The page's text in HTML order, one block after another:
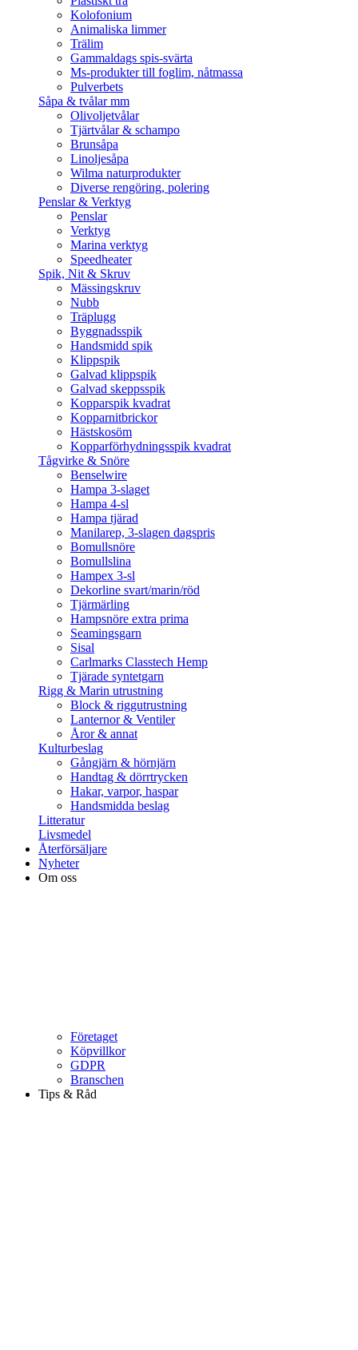
Kolofonium
Animaliska limmer
Trälim
Gammaldags spis-svärta
Ms-produkter till foglim, nåtmassa
Pulverbets
Såpa & tvålar mm
Olivoljetvålar
Tjärtvålar & schampo
Brunsåpa
Linoljesåpa
Wilma naturprodukter
Diverse rengöring, polering
Penslar & Verktyg
Penslar
Verktyg
Marina verktyg
Speedheater
Spik, Nit & Skruv
Mässingskruv
Nubb
Träplugg
Byggnadsspik
Handsmidd spik
Klippspik
Galvad klippspik
Galvad skeppsspik
Kopparspik kvadrat
Kopparnitbrickor
Hästskosöm
Kopparförhydningsspik kvadrat
Tågvirke & Snöre
Benselwire
Hampa 3-slaget
Hampa 4-sl
Hampa tjärad
Manilarep, 3-slagen dagspris
Bomullsnöre
Bomullslina
Hampex 3-sl
Dekorline svart/marin/röd
Tjärmärling
Hampsnöre extra prima
Seamingsgarn
Sisal
Carlmarks Classtech Hemp
Tjärade syntetgarn
Rigg & Marin utrustning
Block & riggutrustning
Lanternor & Ventiler
Åror & annat
Kulturbeslag
Gångjärn & hörnjärn
Handtag & dörrtrycken
Hakar, varpor, haspar
Handsmidda beslag
Litteratur
Livsmedel
Återförsäljare
Nyheter
Om oss
Företaget
Köpvillkor
GDPR
Branschen
Tips & Råd